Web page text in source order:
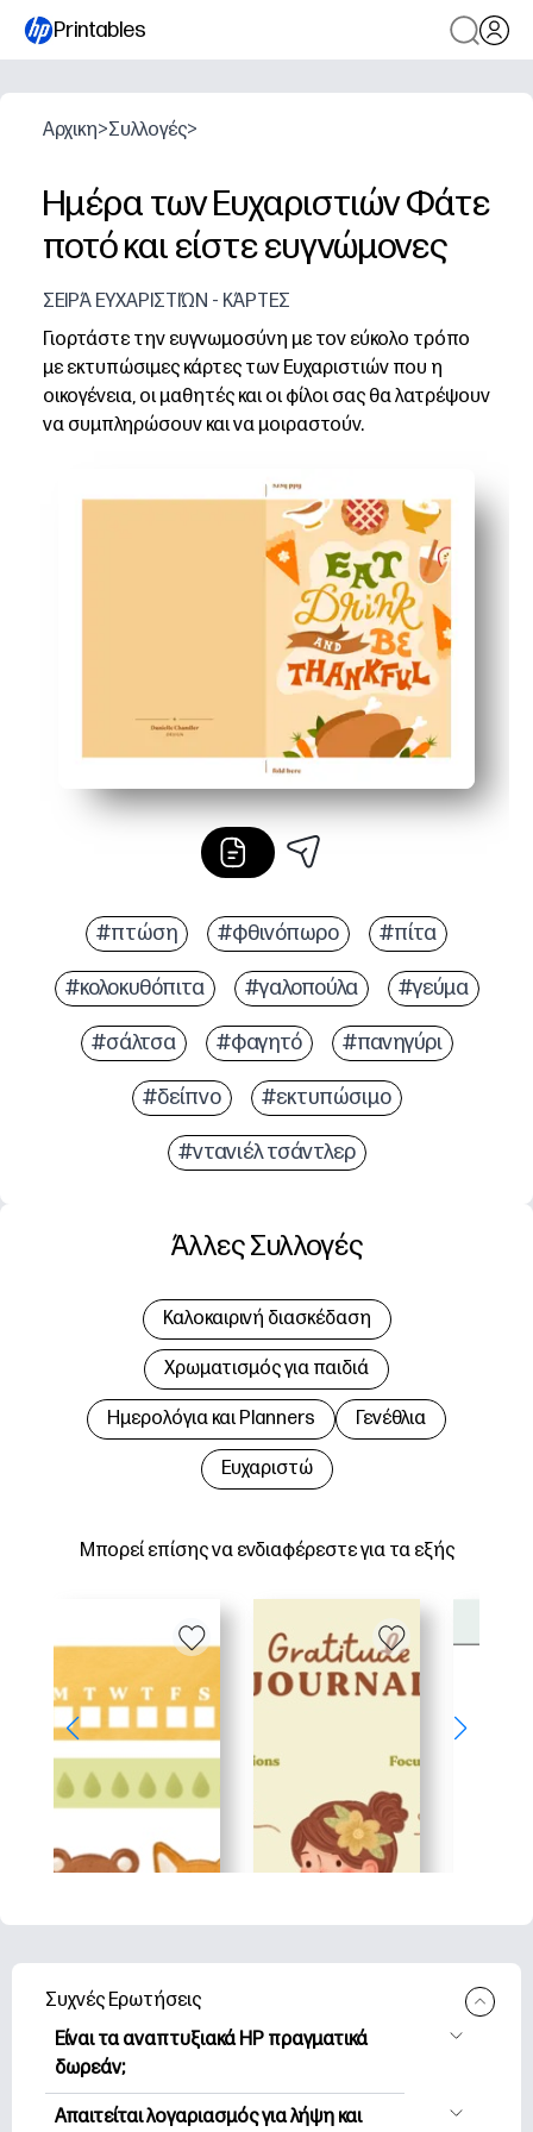
Printables
Αρχικη>Συλλογές>
Ημέρα των Ευχαριστιών Φάτε
ποτό και είστε ευγνώμονες
ΣΕΙΡΆ ΕΥΧΑΡΙΣΤΙΏΝ - ΚΆΡΤΕΣ
Γιορτάστε την ευγνωμοσύνη με τον εύκολο τρόπο
με εκτυπώσιμες κάρτες των Ευχαριστιών που η
οικογένεια, οι μαθητές και οι φίλοι σας θα λατρέψουν
να συμπληρώσουν και να μοιραστούν.
Ρύθμιση χωρίς προετοιμασία - απλά εκτυπώστε,
Ενσωματωμένος προβληματισμός - τα παιδιά
Ευέλικτο για οποιαδήποτε συγκέντρωση -
Εξοικονόμηση άγχους και κλιμάκωση - ιδανικό για
#πτώση #φθινόπωρο #πίτα
#κολοκυθόπιτα #γαλοπούλα #γεύμα
#σάλτσα #φαγητό #πανηγύρι
#δείπνο #εκτυπώσιμο
#ντανιέλ τσάντλερ
Μπορεί επίσης να ενδιαφέρεστε για τα εξής
Άλλες Συλλογές
Καλοκαιρινή διασκέδαση
Χρωματισμός για παιδιά
Hμερολόγια και Planners Γενέθλια
Ευχαριστώ
Συχνές Ερωτήσεις
Είναι τα αναπτυξιακά HP πραγματικά
δωρεάν;
Η HP Printables προσφέρει 2,500+
Απαιτείται λογαριασμός για λήψη και